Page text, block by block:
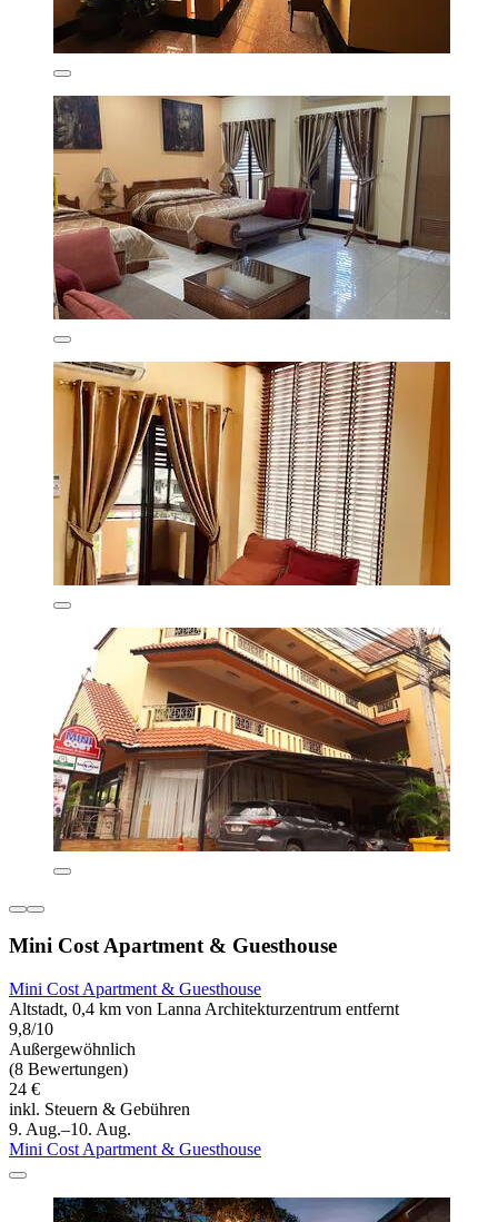
Mini Cost Apartment & Guesthouse
Mini Cost Apartment & Guesthouse
Altstadt, 0,4 km von Lanna Architekturzentrum entfernt
9,8/10
Außergewöhnlich
(8 Bewertungen)
24 €
inkl. Steuern & Gebühren
9. Aug.–10. Aug.
Mini Cost Apartment & Guesthouse